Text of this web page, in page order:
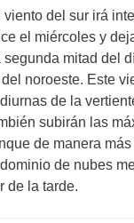
viento del sur irá
el miércoles y
mitad del
noroeste. Este
de la
subirán las
de manera
de nubes
de la tarde.